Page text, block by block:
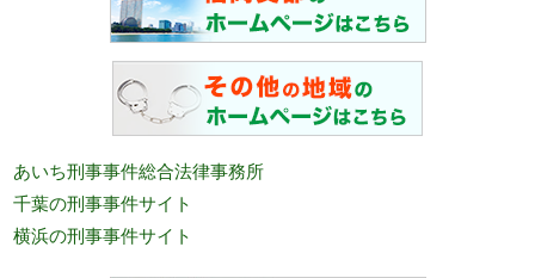
あいち刑事事件総合法律事務所
千葉の刑事事件サイト
横浜の刑事事件サイト